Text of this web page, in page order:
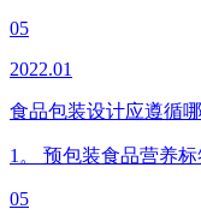
05
2022.01
食品包装设计应遵循
1。 预包装食品营养
05